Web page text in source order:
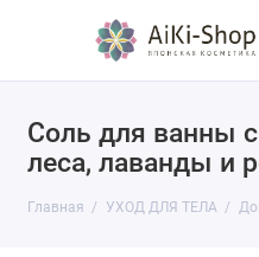
Соль для ванны
леса, лаванды и
Главная УХОД ДЛЯ ТЕЛА